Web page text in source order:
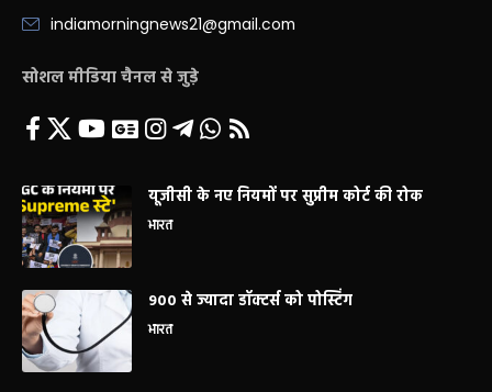
indiamorningnews21@gmail.com
सोशल मीडिया चैनल से जुड़े
यूजीसी के नए नियमों पर सुप्रीम कोर्ट की रोक
भारत
900 से ज्यादा डॉक्टर्स को पोस्टिंग
भारत